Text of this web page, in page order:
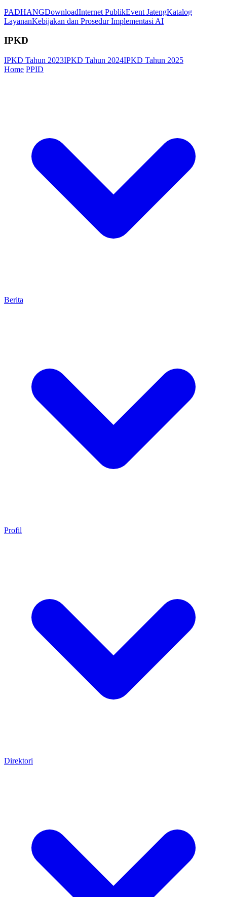
PADHANGDownloadInternet PublikEvent JatengKatalog
LayananKebijakan dan Prosedur Implementasi AI
IPKD
IPKD Tahun 2023IPKD Tahun 2024IPKD Tahun 2025
Home PPID
Berita
Profil
Direktori